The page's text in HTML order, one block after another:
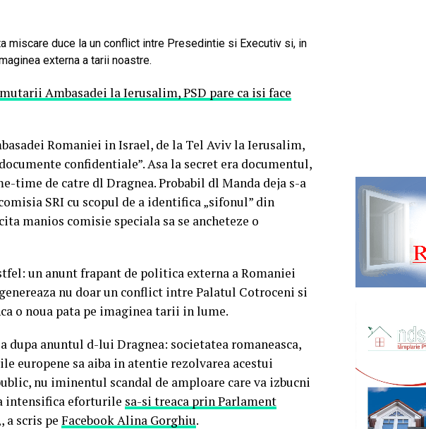
miscare duce la un conflict intre Presedintie si Executiv si, in
externa a tarii noastre.
Ambasadei la Ierusalim, PSD pare ca isi face
Romaniei in Israel, de la Tel Aviv la Ierusalim,
confidentiale”. Asa la secret era documentul,
time de catre dl Dragnea. Probabil dl Manda deja s-a
SRI cu scopul de a identifica „sifonul” din
manios comisie speciala sa se ancheteze o
un anunt frapant de politica externa a Romaniei
nu doar un conflict intre Palatul Cotroceni si
o noua pata pe imaginea tarii in lume.
dupa anuntul d-lui Dragnea: societatea romaneasca,
europene sa aiba in atentie rezolvarea acestui
nu iminentul scandal de amploare care va izbucni
intensifica eforturile sa-si treaca prin Parlament
a scris pe Facebook Alina Gorghiu.